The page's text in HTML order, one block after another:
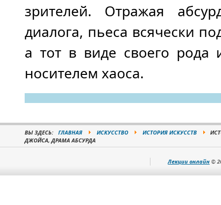
зрителей. Отражая
диалога, пьеса всячески
а тот в виде своего рода
носителем хаоса.
ВЫ ЗДЕСЬ: ГЛАВНАЯ ИСКУССТВО ИСТОРИЯ ИСКУССТВ
ДЖОЙСА, ДРАМА АБСУРДА
Лекции онлайн ©